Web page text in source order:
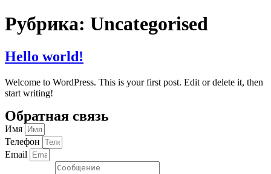
Рубрика: Uncategorised
Hello world!
Welcome to WordPress. This is your first post. Edit or delete it, then
start writing!
Обратная связь
Имя
Телефон
Email